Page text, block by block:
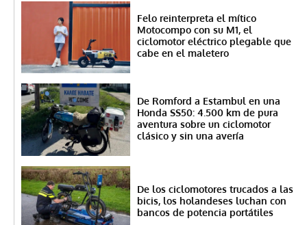
Felo reinterpreta el mítico
Motocompo con su M1, el
ciclomotor eléctrico plegable que
cabe en el maletero
De Romford a Estambul en una
Honda SS50: 4.500 km de pura
aventura sobre un ciclomotor
clásico y sin una avería
De los ciclomotores trucados a las
bicis, los holandeses luchan con
bancos de potencia portátiles